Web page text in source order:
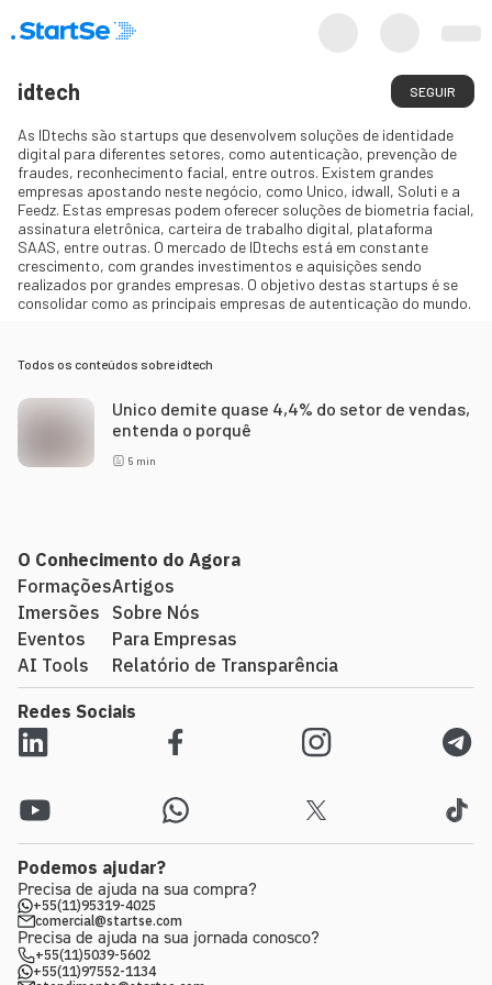
idtech SEGUIR
As IDtechs são startups que desenvolvem soluções de identidade
digital para diferentes setores, como autenticação, prevenção de
fraudes, reconhecimento facial, entre outros. Existem grandes
empresas apostando neste negócio, como Unico, idwall, Soluti e a
Feedz. Estas empresas podem oferecer soluções de biometria facial,
assinatura eletrônica, carteira de trabalho digital, plataforma
SAAS, entre outras. O mercado de IDtechs está em constante
crescimento, com grandes investimentos e aquisições sendo
realizados por grandes empresas. O objetivo destas startups é se
consolidar como as principais empresas de autenticação do mundo.
Todos os conteúdos sobreidtech
Unico demite quase 4,4% do setor de vendas,
entenda o porquê
5 min
O Conhecimento do Agora
Formações
Imersões
Eventos
AI Tools
Artigos
Sobre Nós
Para Empresas
Relatório de Transparência
Redes Sociais
Podemos ajudar?
Precisa de ajuda na sua compra?
+55(11)95319-4025
comercial@startse.com
Precisa de ajuda na sua jornada conosco?
+55(11)5039-5602
+55(11)97552-1134